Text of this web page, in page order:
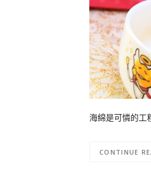
海綿是可憐的工
CONTINUE